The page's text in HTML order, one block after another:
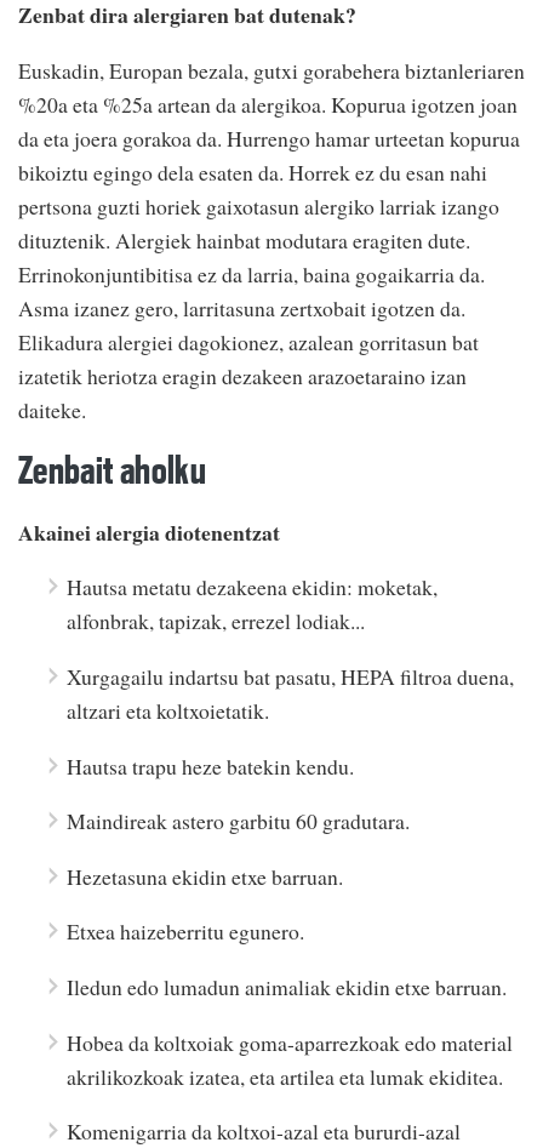
Zenbat dira alergiaren bat dutenak?
Euskadin, Europan bezala, gutxi gorabehera biztanleriaren
%20a eta %25a artean da alergikoa. Kopurua igotzen joan
da eta joera gorakoa da. Hurrengo hamar urteetan kopurua
bikoiztu egingo dela esaten da. Horrek ez du esan nahi
pertsona guzti horiek gaixotasun alergiko larriak izango
dituztenik. Alergiek hainbat modutara eragiten dute.
Errinokonjuntibitisa ez da larria, baina gogaikarria da.
Asma izanez gero, larritasuna zertxobait igotzen da.
Elikadura alergiei dagokionez, azalean gorritasun bat
izatetik heriotza eragin dezakeen arazoetaraino izan
daiteke.
Zenbait aholku
Akainei alergia diotenentzat
Hautsa metatu dezakeena ekidin: moketak,
alfonbrak, tapizak, errezel lodiak...
Xurgagailu indartsu bat pasatu, HEPA filtroa duena,
altzari eta koltxoietatik.
Hautsa trapu heze batekin kendu.
Maindireak astero garbitu 60 gradutara.
Hezetasuna ekidin etxe barruan.
Etxea haizeberritu egunero.
Iledun edo lumadun animaliak ekidin etxe barruan.
Hobea da koltxoiak goma-aparrezkoak edo material
akrilikozkoak izatea, eta artilea eta lumak ekiditea.
Komenigarria da koltxoi-azal eta bururdi-azal